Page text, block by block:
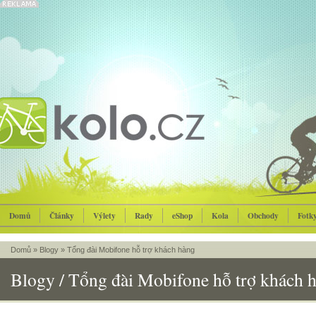
Domů Články Výlety Rady eShop Kola Obchody
Domů » Blogy » Tổng đài Mobifone hỗ trợ khách hàng
Blogy / Tổng đài Mobifone hỗ trợ khách